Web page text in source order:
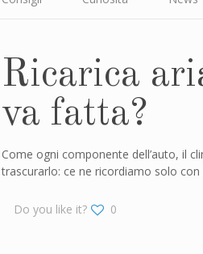
Ricarica
va fatta?
Come ogni componente dell’auto, il
trascurarlo: ce ne ricordiamo solo con
Do you like it? 0